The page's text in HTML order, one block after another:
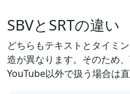
SBVとSRTの違い
どちらもテキストとタイミ
造が異なります。そのため
YouTube以外で扱う場合は